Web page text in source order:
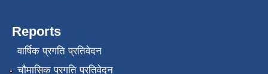
Reports
वार्षिक प्रगति प्रतिवेदन
चौमासिक प्रगति प्रतिवेदन